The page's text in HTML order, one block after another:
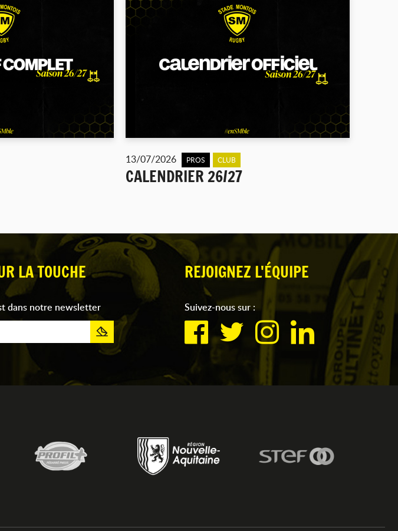
13/07/2026 PROS CLUB
CALENDRIER 26/27
LA TOUCHE
dans notre newsletter
REJOIGNEZ L'ÉQUIPE
Suivez-nous sur :